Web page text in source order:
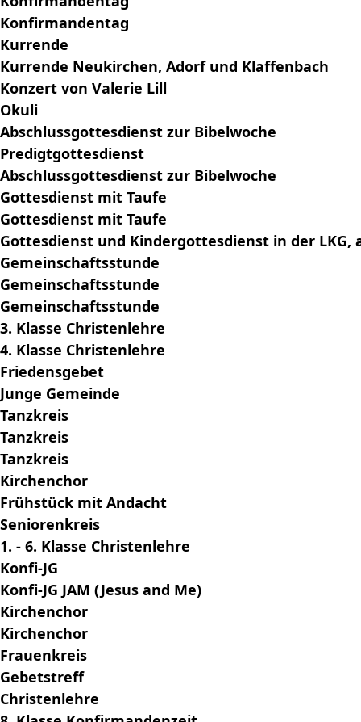
Konfirmandentag
Kurrende
Kurrende Neukirchen, Adorf und Klaffenbach
Konzert von Valerie Lill
Okuli
Abschlussgottesdienst zur Bibelwoche
Predigtgottesdienst
Abschlussgottesdienst zur Bibelwoche
Gottesdienst mit Taufe
Gottesdienst mit Taufe
Gottesdienst und Kindergottesdienst in der
Gemeinschaftsstunde
Gemeinschaftsstunde
Gemeinschaftsstunde
3. Klasse Christenlehre
4. Klasse Christenlehre
Friedensgebet
Junge Gemeinde
Tanzkreis
Tanzkreis
Tanzkreis
Kirchenchor
Frühstück mit Andacht
Seniorenkreis
1. - 6. Klasse Christenlehre
Konfi-JG
Konfi-JG JAM (Jesus and Me)
Kirchenchor
Kirchenchor
Frauenkreis
Gebetstreff
Christenlehre